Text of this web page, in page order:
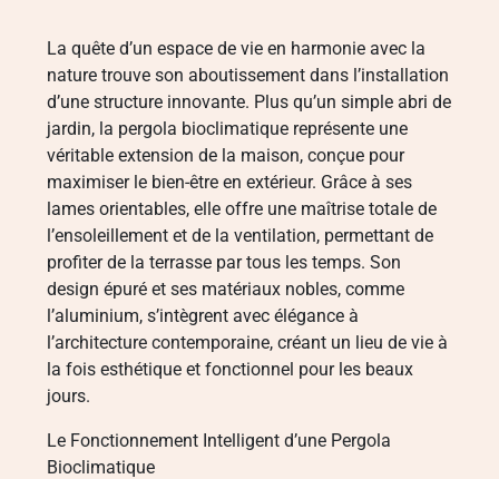
La quête d’un espace de vie en harmonie avec la
nature trouve son aboutissement dans l’installation
d’une structure innovante. Plus qu’un simple abri de
jardin, la pergola bioclimatique représente une
véritable extension de la maison, conçue pour
maximiser le bien-être en extérieur. Grâce à ses
lames orientables, elle offre une maîtrise totale de
l’ensoleillement et de la ventilation, permettant de
profiter de la terrasse par tous les temps. Son
design épuré et ses matériaux nobles, comme
l’aluminium, s’intègrent avec élégance à
l’architecture contemporaine, créant un lieu de vie à
la fois esthétique et fonctionnel pour les beaux
jours.
Le Fonctionnement Intelligent d’une Pergola
Bioclimatique